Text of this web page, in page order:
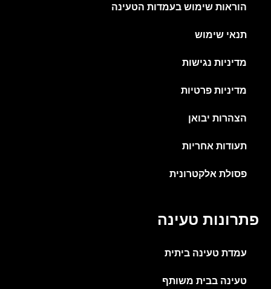
הוראות שימוש בעמדות הטעינה
תנאי שימוש
מדיניות נגישות
מדיניות פרטיות
הצהרות יבואן
תעודות אחריות
פסולת אלקטרונית
פתרונות טעינה
עמדת טעינה ביתית
טעינה בבית משותף